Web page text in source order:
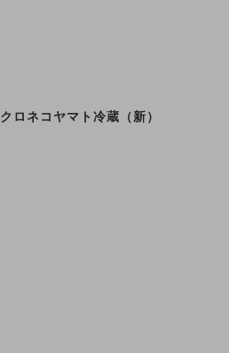
クロネコヤマト冷蔵（新）